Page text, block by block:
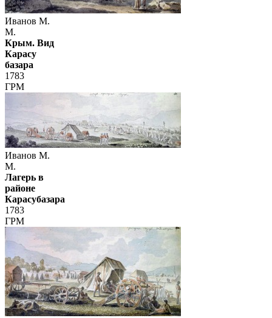
Иванов М.
М.
Крым. Вид
Карасу
базара
1783
ГРМ
Иванов М.
М.
Лагерь в
районе
Карасубазара
1783
ГРМ